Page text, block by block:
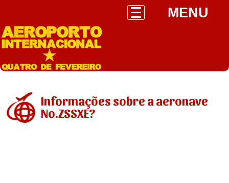
MENU
Informações sobre a aeronave
No.ZSSXE?